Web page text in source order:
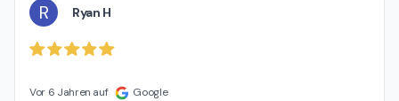
R Ryan H
Vor 6 Jahren auf Google